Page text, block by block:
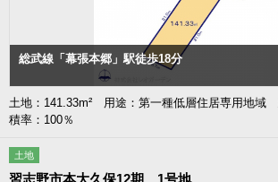
総武線「幕張本郷」駅徒歩18分
土地：141.33m² 用途：第一種低層住居専用地
積率：100％
土地
習志野市本大久保12期 1号地